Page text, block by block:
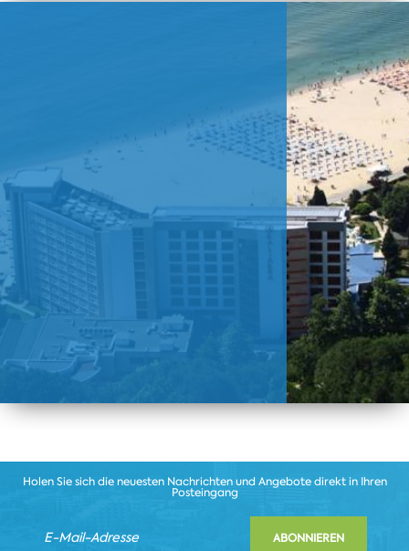
Holen Sie sich die neuesten Nachrichten und Angebote direkt in Ihren
Posteingang
ABONNIEREN